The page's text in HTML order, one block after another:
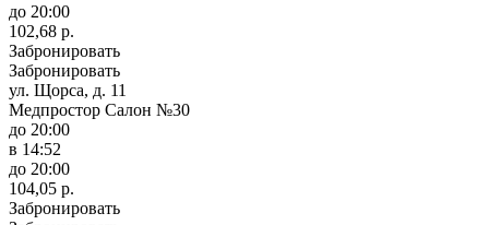
до 20:00
102,68 р.
Забронировать
Забронировать
ул. Щорса, д. 11
Медпростор Салон №30
до 20:00
в 14:52
до 20:00
104,05 р.
Забронировать